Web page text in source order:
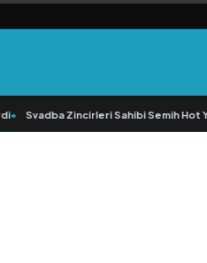
Svadba Zincirleri Sahibi Semih Hot Yaş